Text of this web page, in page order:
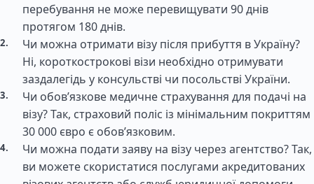
перебування не може перевищувати 90 днів
протягом 180 днів.
Чи можна отримати візу після прибуття в Україну?
Ні, короткострокові візи необхідно отримувати
заздалегідь у консульстві чи посольстві України.
Чи обов’язкове медичне страхування для подачі на
візу? Так, страховий поліс із мінімальним покриттям
30 000 євро є обов’язковим.
Чи можна подати заяву на візу через агентство? Так,
ви можете скористатися послугами акредитованих